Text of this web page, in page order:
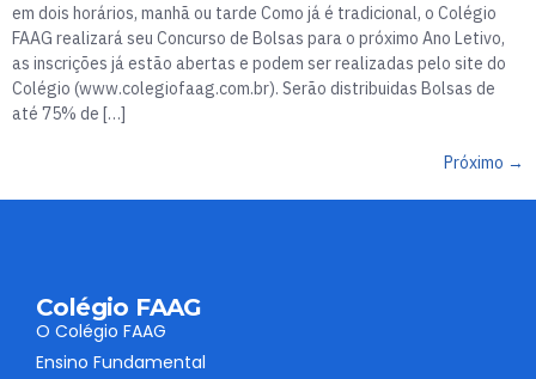
em dois horários, manhã ou tarde Como já é tradicional, o Colégio
FAAG realizará seu Concurso de Bolsas para o próximo Ano Letivo,
as inscrições já estão abertas e podem ser realizadas pelo site do
Colégio (www.colegiofaag.com.br). Serão distribuidas Bolsas de
até 75% de […]
Próximo →
Colégio FAAG
O Colégio FAAG
Ensino Fundamental